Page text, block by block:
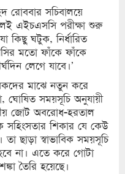
রোববার সচিবালয়ে
এইচএসসি পরীক্ষা শুরু
কিছু ঘটুক, নির্ধারিত
মতো ফাঁকে ফাঁকে
লেগে যাবে।’
মাঝে নতুন করে
ঘোষিত সময়সূচি অনুযায়ী
জোট অবরোধ-হরতাল
সহিংসতার শিকার যে কেউ
ছাড়া স্বাভাবিক সময়সূচি
না। এতে করে গোটা
তৈরি হয়েছে।